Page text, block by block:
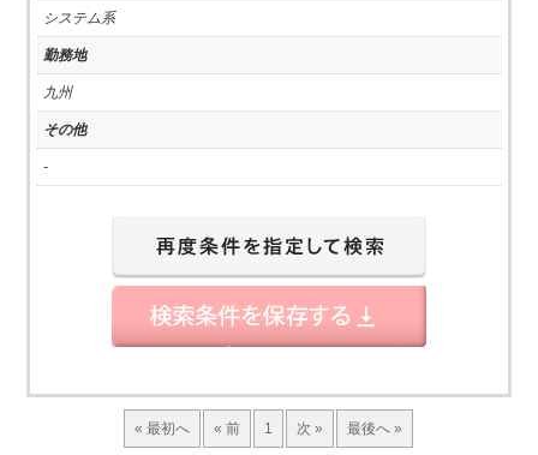
システム系
勤務地
九州
その他
-
« 最初へ « 前 1 次 » 最後へ »